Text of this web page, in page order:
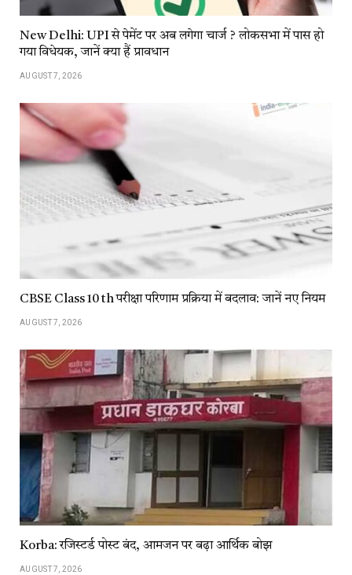
New Delhi: UPI से पेमेंट पर अब लगेगा चार्ज ? लोकसभा में पास हो
गया विधेयक, जानें क्या हैं प्रावधान
AUGUST 7, 2026
CBSE Class 10 th परीक्षा परिणाम प्रक्रिया में बदलाव: जानें नए नियम
AUGUST 7, 2026
Korba: रजिस्टर्ड पोस्ट बंद, आमजन पर बढ़ा आर्थिक बोझ
AUGUST 7, 2026